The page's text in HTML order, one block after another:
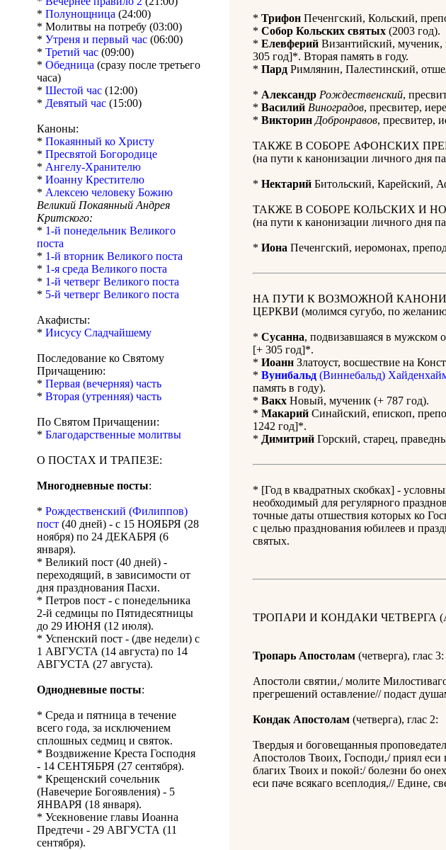
* Полунощница (24:00)
* Молитвы на потребу (03:00)
* Утреня и первый час (06:00)
* Третий час (09:00)
* Обедница (сразу после третьего
часа)
* Шестой час (12:00)
* Девятый час (15:00)
Каноны:
* Покаянный ко Христу
* Пресвятой Богородице
* Ангелу-Хранителю
* Иоанну Крестителю
* Алексею человеку Божию
Великий Покаянный Андрея
Критского:
* 1-й понедельник Великого
поста
* 1-й вторник Великого поста
* 1-я среда Великого поста
* 1-й четверг Великого поста
* 5-й четверг Великого поста
Акафисты:
* Иисусу Сладчайшему
Последование ко Святому
Причащению:
* Первая (вечерняя) часть
* Вторая (утренняя) часть
По Святом Причащении:
* Благодарственные молитвы
О ПОСТАХ И ТРАПЕЗЕ:
Многодневные посты:
* Рождественский (Филиппов)
пост (40 дней) - с 15 НОЯБРЯ (28
ноября) по 24 ДЕКАБРЯ (6
января).
* Великий пост (40 дней) -
переходящий, в зависимости от
дня празднования Пасхи.
* Петров пост - с понедельника
2-й седмицы по Пятидесятницы
до 29 ИЮНЯ (12 июля).
* Успенский пост - (две недели) с
1 АВГУСТА (14 августа) по 14
АВГУСТА (27 августа).
Однодневные посты:
* Среда и пятница в течение
всего года, за исключением
сплошных седмиц и святок.
* Воздвижение Креста Господня
- 14 СЕНТЯБРЯ (27 сентября).
* Крещенский сочельник
(Навечерие Богоявления) - 5
ЯНВАРЯ (18 января).
* Усекновение главы Иоанна
Предтечи - 29 АВГУСТА (11
сентября).
* Трифон Печенгский, Кольский,
* Собор Кольских святых (2003 год).
* Елевферий Византийский, мученик,
305 год]*. Вторая память в году.
* Пард Римлянин, Палестинский,
* Александр Рождественский,
* Василий Виноградов, пресвитер,
* Викторин Добронравов, пресвитер,
ТАКЖЕ В СОБОРЕ АФОНСКИХ
(на пути к канонизации личного дня
* Нектарий Битольский, Карейский,
ТАКЖЕ В СОБОРЕ КОЛЬСКИХ И
(на пути к канонизации личного дня
* Иона Печенгский, иеромонах,
НА ПУТИ К ВОЗМОЖНОЙ
ЦЕРКВИ (молимся сугубо, по
* Сусанна, подвизавшаяся в мужском
[+ 305 год]*.
* Иоанн Златоуст, восшествие на
* Вунибальд (Виннебальд)
память в году).
* Вакх Новый, мученик (+ 787 год).
* Макарий Синайский, епископ,
1242 год]*.
* Димитрий Горский, старец,
* [Год в квадратных скобках] -
необходимый для регулярного
точные даты отшествия которых ко
с целью празднования юбилеев и
святых.
ТРОПАРИ И КОНДАКИ
Тропарь Апостолам (четверга), глас 3:
Апостоли святии,/ молите
прегрешений оставление// подаст
Кондак Апостолам (четверга), глас 2:
Твердыя и боговещанныя
Апостолов Твоих, Господи,/ приял еси
благих Твоих и покой:/ болезни бо
еси паче всякаго всеплодия,// Едине,